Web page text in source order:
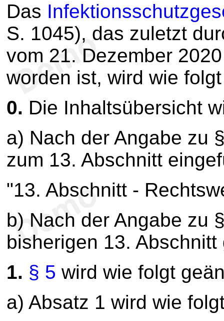
Das
S. 1045), das zuletzt
vom 21. Dezember
worden ist, wird wie
0. Die Inhaltsübersicht
a) Nach der Angabe zu
zum 13. Abschnitt
"13. Abschnitt -
b) Nach der Angabe zu
bisherigen 13.
1. § 5 wird wie folgt
a) Absatz 1 wird wie